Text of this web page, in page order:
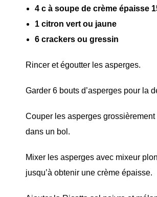
4 c à soupe de crème épaisse
1 citron vert ou jaune
6 crackers ou gressin
Rincer et égoutter les asperges.
Garder 6 bouts d’asperges pour la
Couper les asperges grossièrement
dans un bol.
Mixer les asperges avec mixeur
jusqu’à obtenir une crème épaisse.